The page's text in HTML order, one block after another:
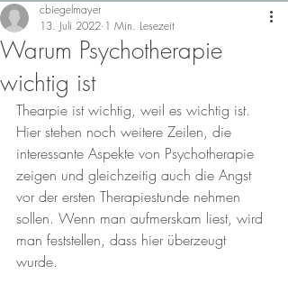
Warum Psychotherapie
wichtig ist
cbiegelmayer
13. Juli 2022 1 Min. Lesezeit
Thearpie ist wichtig, weil es wichtig ist.
Hier stehen noch weitere Zeilen, die
interessante Aspekte von Psychotherapie
zeigen und gleichzeitig auch die Angst
vor der ersten Therapiestunde nehmen
sollen. Wenn man aufmerskam liest, wird
man feststellen, dass hier überzeugt
wurde.